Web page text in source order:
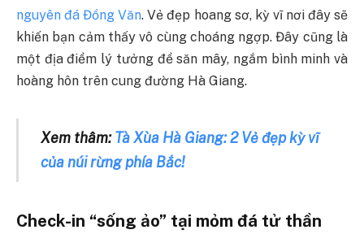
nguyên đá Đồng Văn. Vẻ đẹp hoang sơ, kỳ vĩ nơi đây sẽ
khiến bạn cảm thấy vô cùng choáng ngợp. Đây cũng là
một địa điểm lý tưởng để săn mây, ngắm bình minh và
hoàng hôn trên cung đường Hà Giang.
Xem thâm:Tà Xùa Hà Giang: 2 Vẻ đẹp kỳ vĩ
của núi rừng phía Bắc!
Check-in “sống ảo” tại mỏm đá tử thần